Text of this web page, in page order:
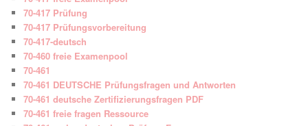
70-417 Prüfung
70-417 Prüfungsvorbereitung
70-417-deutsch
70-460 freie Examenpool
70-461
70-461 DEUTSCHE Prüfungsfragen und Antworten
70-461 deutsche Zertifizierungsfragen PDF
70-461 freie fragen Ressource